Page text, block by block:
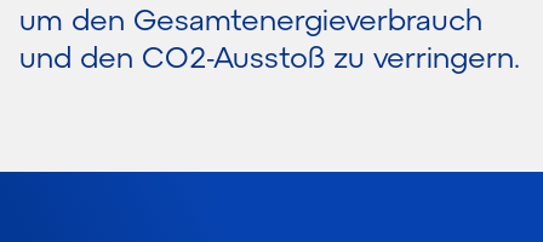
um den Gesamtenergieverbrauch
und den CO2-Ausstoß zu verringern.